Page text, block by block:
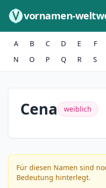
vornamen-
A B C D E F
N
O P Q R S
Cena weiblich
Für diesen Namen sind
Bedeutung hinterlegt.